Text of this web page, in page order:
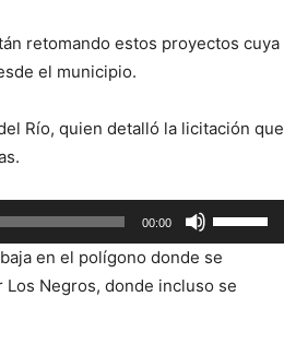
retomando estos proyectos cuya
el municipio.
Río, quien detalló la licitación que
00:00
las
teclas
de
en el polígono donde se
Los Negros, donde incluso se